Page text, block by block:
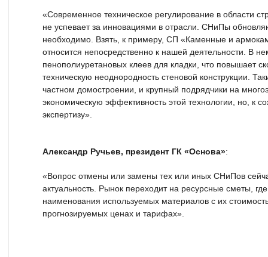
«Современное техническое регулирование в области
не успевает за инновациями в отрасли. СНиПы
необходимо. Взять, к примеру, СП «Каменные и
относится непосредственно к нашей деятельности. В
пенополиуретановых клеев для кладки, что повышает
техническую неоднородность стеновой конструкции.
частном домостроении, и крупный подрядчики на
экономическую эффективность этой технологии, но, к
экспертизу».
Александр Ручьев, президент ГК «Основа»:
«Вопрос отмены или замены тех или иных СНиПов
актуальность. Рынок переходит на ресурсные сметы,
наименования используемых материалов с их
прогнозируемых ценах и тарифах».